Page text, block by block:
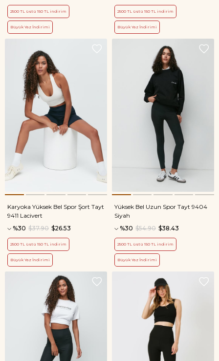
2500 TL üstü 150 TL indirim
Büyük Yaz İndirimi
2500 TL üstü 150 TL indirim
Büyük Yaz İndirimi
Karyoka Yüksek Bel Spor Şort Tayt
9411 Lacivert
%30
$26.53
$37.90
2500 TL üstü 150 TL indirim
Büyük Yaz İndirimi
Yüksek Bel Uzun Spor Tayt 9404
Siyah
%30
$38.43
$54.90
2500 TL üstü 150 TL indirim
Büyük Yaz İndirimi